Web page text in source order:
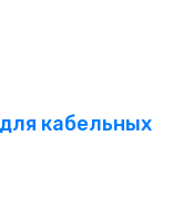
кабельных